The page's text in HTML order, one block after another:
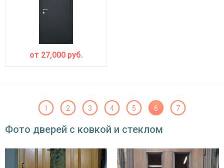
от 27,000руб.
1 2 3 4 5 6 7
Фото дверей с ковкой и стеклом